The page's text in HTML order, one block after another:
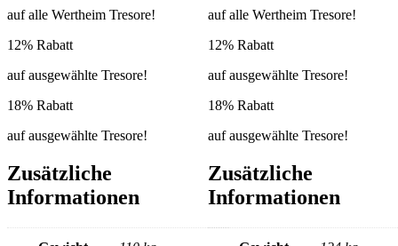
auf alle Wertheim Tresore!
12% Rabatt
auf ausgewählte Tresore!
18% Rabatt
auf ausgewählte Tresore!
Zusätzliche
Informationen
auf alle Wertheim Tresore!
12% Rabatt
auf ausgewählte Tresore!
18% Rabatt
auf ausgewählte Tresore!
Zusätzliche
Informationen